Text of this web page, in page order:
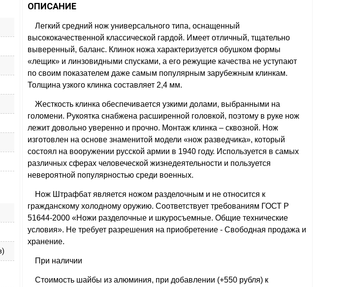
ОПИСАНИЕ
Легкий средний нож универсального типа, оснащенный
высококачественной классической гардой. Имеет отличный, тщательно
выверенный, баланс. Клинок ножа характеризуется обушком формы
«лещик» и линзовидными спусками, а его режущие качества не уступают
по своим показателем даже самым популярным зарубежным клинкам.
Толщина узкого клинка составляет 2,4 мм.
Жесткость клинка обеспечивается узкими долами, выбранными на
голомени. Рукоятка снабжена расширенной головкой, поэтому в руке нож
лежит довольно уверенно и прочно. Монтаж клинка – сквозной. Нож
изготовлен на основе знаменитой модели «нож разведчика», который
состоял на вооружении русской армии в 1940 году. Используется в самых
различных сферах человеческой жизнедеятельности и пользуется
невероятной популярностью среди военных.
Нож Штрафбат является ножом разделочным и не относится к
гражданскому холодному оружию. Соответствует требованиям ГОСТ Р
51644-2000 «Ножи разделочные и шкуросъемные. Общие технические
условия». Не требует разрешения на приобретение - Свободная продажа и
хранение.
При наличии
Стоимость шайбы из алюминия, при добавлении (+550 рубля) к